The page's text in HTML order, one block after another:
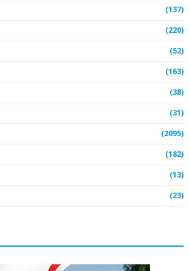
(137)
(220)
(52)
(163)
(38)
(31)
(2095)
(182)
(13)
(23)